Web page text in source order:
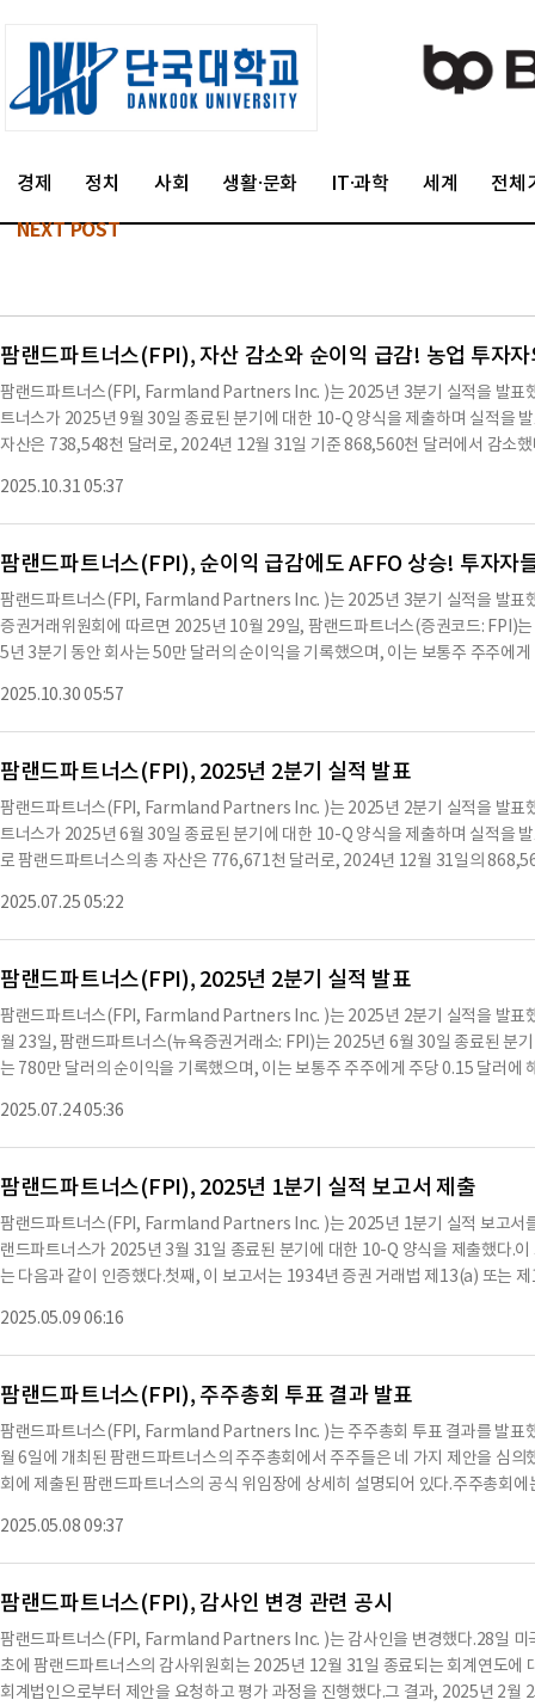
경제 정치 사회 생활·문화 IT·과학 세계 전체
NEXT POST
팜랜드파트너스(FPI), 자산 감소와 순이익 급감! 농업 투자
팜랜드파트너스(FPI, Farmland Partners Inc. )는 2025년 3분기 실적을 발표
트너스가 2025년 9월 30일 종료된 분기에 대한 10-Q 양식을 제출하며 실적을
자산은 738,548천 달러로, 2024년 12월 31일 기준 868,560천 달러에서 감소
달러로 보고되었다.2025년 3분기 동안의 운영 수익은 11,251천 달러로, 2024
다.이 중 임대 수익은 5,991천 달러로, 2024년의 9,753천 달러에서 38.6% 감
2,616천 달러에 비해 6.6% 증가했다.기타 수익은 2,471천 달러로, 2024년의
4천 달러로, 2024년의 8,094천 달러에 비해 소폭 증가했다.이 중 감가상각비
감소했다.법률 및 회계 비용은 808천 달러로, 2024년의 502천 달러에서
러로, 2024년의 1,838천 달러에 비해 73.3% 감소했다.이와 관련하여, 팜랜드
주가 발행되어 있으며, 2024년 12월 31일 기준으로는 45,931,827주가 발행됐
2025.10.31 05:37
팜랜드파트너스(FPI), 순이익 급감에도 AFFO 상승! 투자자
팜랜드파트너스(FPI, Farmland Partners Inc. )는 2025년 3분기 실적을 발표
증권거래위원회에 따르면 2025년 10월 29일, 팜랜드파트너스(증권코드: FPI)
5년 3분기 동안 회사는 50만 달러의 순이익을 기록했으며, 이는 보통주 주주에
24년 같은 기간의 140만 달러, 주당 0.03 달러에 비해 증가했다.회사는 2,300만
며, 평균 주가 10.84 달러에 1,248,802주의 자사주를 매입했다.2025년 AFFO
025년 9월 30일 이후, 회사는 머레이 와이즈 어소시에이츠 LLC의 경매 및 중개
하기로 합의했다. 또한, 시리즈 A 우선주 보유자와 2300만 달러의 시리즈 A 우
이 거래는 2016년에 해당 농지를 구매한 가격보다 약 56% 높은 가격으로 이
력한 재무 성과를 달성했으며, 연간 전망이 개선되었다"고 언급했다.2025년 9
채를 보유하고 있으며, 2024년 12월 31일 기준 204.6백만 달러와 비교된다.회
2025.10.30 05:57
팜랜드파트너스(FPI), 2025년 2분기 실적 발표
팜랜드파트너스(FPI, Farmland Partners Inc. )는 2025년 2분기 실적을 발표
트너스가 2025년 6월 30일 종료된 분기에 대한 10-Q 양식을 제출하며 실적을
로 팜랜드파트너스의 총 자산은 776,671천 달러로, 2024년 12월 31일의
천 달러로 보고되었다.2025년 6월 30일 기준으로 팜랜드파트너스의 부채는
중 모기지 노트와 채권은 192,747천 달러로 보고되었다.2025년 6월 30일 기준
석 기준으로는 44,913,381주에 달한다.2025년 6월 30일 종료된 분기의 운영
5천 달러에서 감소했다.임대 수익은 12,994천 달러로, 19,746천 달러에서 감
운영 비용은 30,492천 달러로, 15,048천 달러에서 증가했다.특히 자산 손상 비
6월 30일 기준으로 순이익은 9,885천 달러로, 644천 달러의 손실에서 크게 개
확보하고 관리하여 투자자에게 안정적인 수익을 제공할 계획이다.※ 본 컨텐츠
2025.07.25 05:22
팜랜드파트너스(FPI), 2025년 2분기 실적 발표
팜랜드파트너스(FPI, Farmland Partners Inc. )는 2025년 2분기 실적을 발표
월 23일, 팜랜드파트너스(뉴욕증권거래소: FPI)는 2025년 6월 30일 종료된 분
는 780만 달러의 순이익을 기록했으며, 이는 보통주 주주에게 주당 0.15 달러에
만 달러, 주당 0.01 달러에 비해 증가했다.회사는 32개의 자산을 총 7160만 달
식했다. 또한, 209만 9756주의 자사주를 주당 평균 11.19 달러에 매입했으며,
록했다.2025년 6월 30일 이후, 회사는 181,989주의 자사주를 주당 평균 11.48
도에 대해 상환했다.CEO 루카 파브리(Luca Fabbri)는 "우리는 효율적인 운영
한 농지 자산의 전략적 매각을 통해 상당한 이익을 인식함으로써 주주에게 강력
0일 기준으로 회사의 총 부채는 약 193억 4000만 달러로, 2024년 12월 31일의
000만 달러의 유동성에 접근할 수 있으며, 이는 5100만 달러의 현금과 1억
2025.07.24 05:36
팜랜드파트너스(FPI), 2025년 1분기 실적 보고서 제출
팜랜드파트너스(FPI, Farmland Partners Inc. )는 2025년 1분기 실적 보고서
랜드파트너스가 2025년 3월 31일 종료된 분기에 대한 10-Q 양식을 제출했다.
는 다음과 같이 인증했다.첫째, 이 보고서는 1934년 증권 거래법 제13(a) 또는
무 상태와 운영 결과를 투자자들에게 투명하게 전달하기 위한 중요한 문서로,
또한, 보고서에는 2025년 3월 31일 기준으로 회사의 자산, 부채 및 주주 자본에
드파트너스의 지속적인 성장과 투자자들에게 안정적인 수익을 제공하기 위한
여 요약한 내용으로 수치나 문맥상 요약이 컨텐츠 원문과 다를 수 있습니다. 해
문을 필히 필독하시기 바랍니다.
2025.05.09 06:16
팜랜드파트너스(FPI), 주주총회 투표 결과 발표
팜랜드파트너스(FPI, Farmland Partners Inc. )는 주주총회 투표 결과를 발표
월 6일에 개최된 팜랜드파트너스의 주주총회에서 주주들은 네 가지 제안을 심
회에 제출된 팜랜드파트너스의 공식 위임장에 상세히 설명되어 있다.주주총회
결과는 다음과 같다.루카 파브리 후보는 27,201,598표를 얻었고, 536,482표
리되었다.존 A. 굿 후보는 19,733,935표를 얻었고, 8,007,145표가 유보되었으
니퍼 S. 그래프턴 후보는 15,257,58표를 얻었고, 12,487,322표가 유보되었으
후보는 16,543,958표를 얻었고, 11,194,122표가 유보되었으며, 중개인 비투
939표를 얻었고, 2,352,141표가 유보되었으며, 중개인 비투표는 10,874,013
1,427,875표가 유보되었으며, 중개인 비투표는 10,874,013표였다.두 번째 제
인 회계법인으로 임명하는 것이었다.이 제안에 대한 투표 결과는 찬성
2025.05.08 09:37
팜랜드파트너스(FPI), 감사인 변경 관련 공시
팜랜드파트너스(FPI, Farmland Partners Inc. )는 감사인을 변경했다.28일 미
초에 팜랜드파트너스의 감사위원회는 2025년 12월 31일 종료되는 회계연도에
회계법인으로부터 제안을 요청하고 평가 과정을 진행했다.그 결과, 2025년 2월